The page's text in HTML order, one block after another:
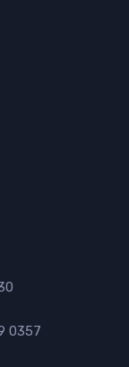
0357